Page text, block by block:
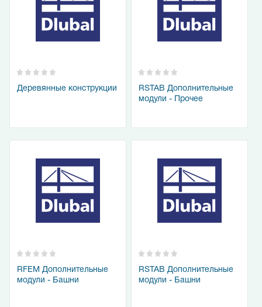
Деревянные конструкции
RSTAB Дополнительные
модули - Прочее
RFEM Дополнительные
модули - Башни
RSTAB Дополнительные
модули - Башни